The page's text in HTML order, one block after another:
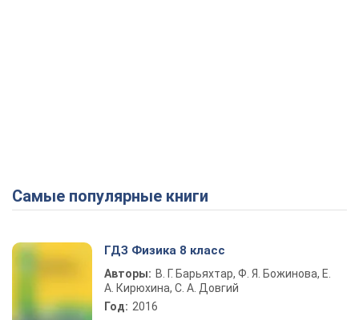
Самые популярные книги
ГДЗ Физика 8 класс
Авторы: В. Г. Барьяхтар, Ф. Я. Божинова, Е.
А. Кирюхина, С. А. Довгий
Год: 2016